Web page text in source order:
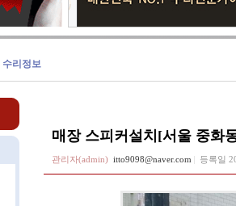
수리정보
매장 스피커설치[서울 중화
관리자(admin) itto9098@naver.com 등록일